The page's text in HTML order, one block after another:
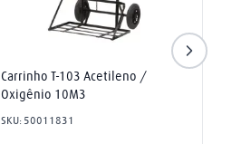
Carrinho T-103 Acetileno /
Oxigênio 10M3
SKU: 50011831